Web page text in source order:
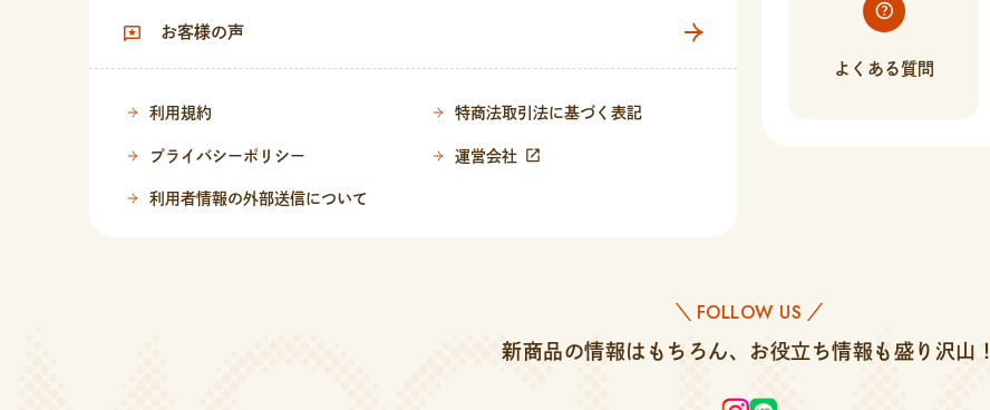
お客様の声
利用規約 特商法取引法に基づく表記
プライバシーポリシー 運営会社
利用者情報の外部送信について
よくある質問
＼ FOLLOW US ／
新商品の情報はもちろん、 お役立ち情報も盛り沢山！